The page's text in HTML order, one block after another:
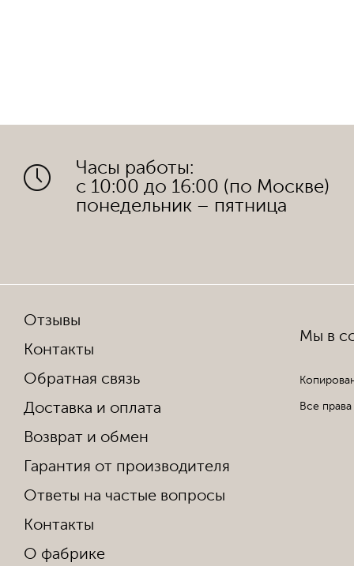
Часы работы:
с 10:00 до 16:00 (по Москве)
понедельник – пятница
Отзывы
Контакты
Обратная связь
Доставка и оплата
Возврат и обмен
Гарантия от производителя
Ответы на частые вопросы
Контакты
О фабрике
Мы в
Все